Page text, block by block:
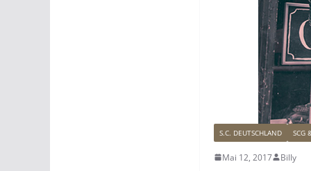
S.C. DEUTSCHLAND SCG
Mai 12, 2017 Billy